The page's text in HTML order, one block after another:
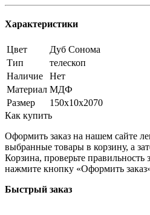
Характеристики
Цвет
Дуб Сонома
Тип
телескоп
Наличие
Нет
Материал МДФ
Размер
150х10х2070
Как купить
Оформить заказ на нашем сайте
выбранные товары в корзину, а
Корзина, проверьте правильность
нажмите кнопку «Оформить
Быстрый заказ